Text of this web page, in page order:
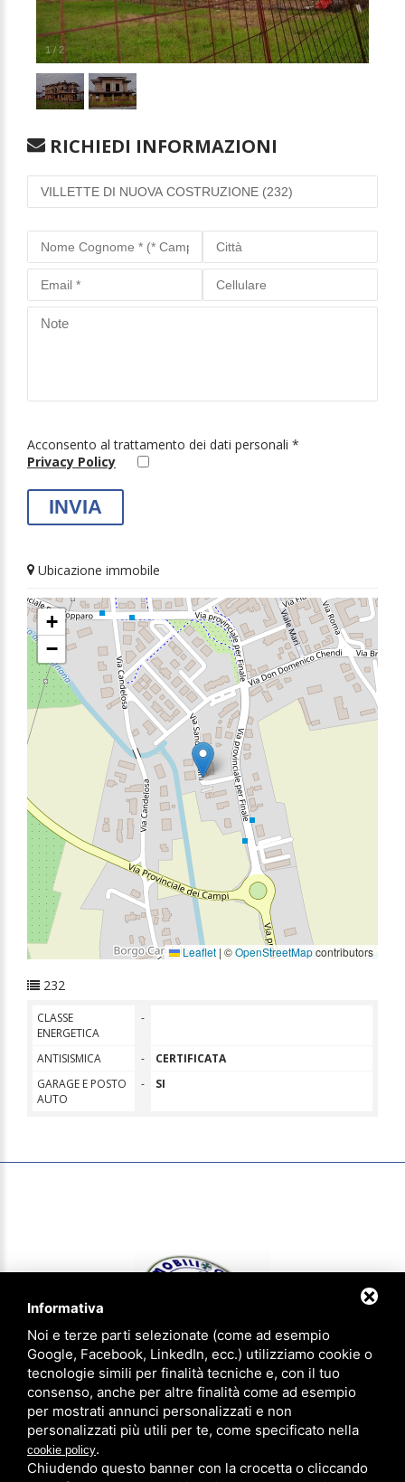
1/2
RICHIEDI INFORMAZIONI
Acconsento al trattamento dei dati personali *
Privacy Policy
Ubicazione immobile
+
−
Leaflet | ©OpenStreetMapcontributors
232
CLASSE
ENERGETICA
-
ANTISISMICA -
CERTIFICATA
GARAGE E POSTO
AUTO
- SI
IMMOBILIOGGI & aziendaoggi Gruppo Agenzie Riunite - P.IVA
01620540383 - CCIAA FE 183305 - Iscrizione num. 1814 ruolo agenti
immobiliari provincia di Ferrara
Privacy Policy
Informativa
Noi e terze parti selezionate (come ad esempio
Google, Facebook, LinkedIn, ecc.) utilizziamo cookie o
tecnologie simili per finalità tecniche e, con il tuo
consenso, anche per altre finalità come ad esempio
per mostrati annunci personalizzati e non
personalizzati più utili per te, come specificato nella
cookie policy.
Chiudendo questo banner con la crocetta o cliccando